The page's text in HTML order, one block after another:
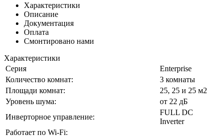
Характеристики
Описание
Документация
Оплата
Смонтировано нами
Характеристики
Серия
Enterprise
Количество комнат:
3 комнаты
Площади комнат:
25, 25 и 25 м2
Уровень шума:
от 22 дБ
Инверторное управление:
FULL DC
Inverter
Работает по Wi-Fi: